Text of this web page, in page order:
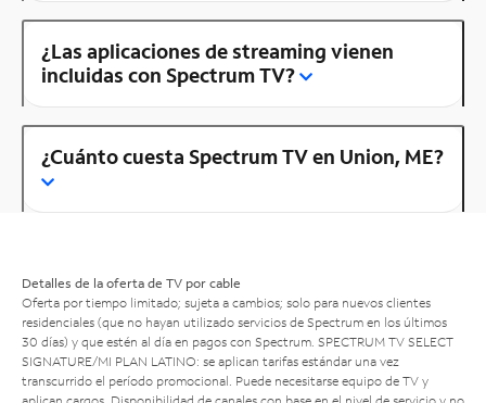
¿Las aplicaciones de streaming vienen
incluidas con Spectrum TV?
¿Cuánto cuesta Spectrum TV en Union, ME?
Detalles de la oferta de TV por cable
Oferta por tiempo limitado; sujeta a cambios; solo para nuevos clientes
residenciales (que no hayan utilizado servicios de Spectrum en los últimos
30 días) y que estén al día en pagos con Spectrum. SPECTRUM TV SELECT
SIGNATURE/MI PLAN LATINO: se aplican tarifas estándar una vez
transcurrido el período promocional. Puede necesitarse equipo de TV y